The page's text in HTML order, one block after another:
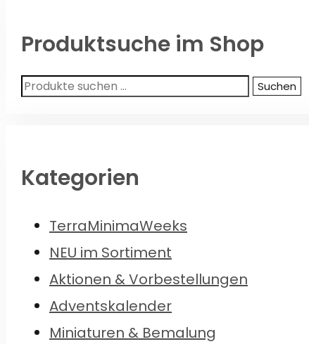
Produktsuche im Shop
Suchen
Suchen
Kategorien
TerraMinimaWeeks
NEU im Sortiment
Aktionen & Vorbestellungen
Adventskalender
Miniaturen & Bemalung